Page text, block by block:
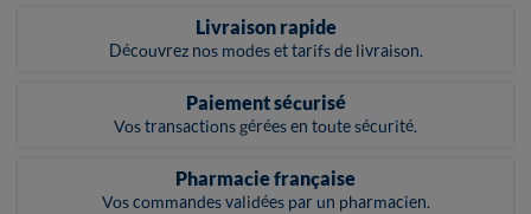
Livraison rapide
Découvrez nos modes et tarifs de livraison.
Paiement sécurisé
Vos transactions gérées en toute sécurité.
Pharmacie française
Vos commandes validées par un pharmacien.